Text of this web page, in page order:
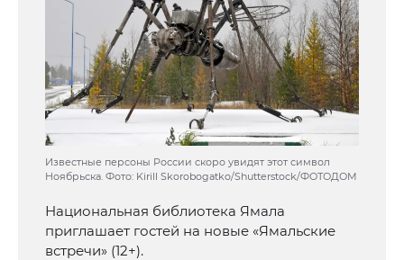
Известные персоны России скоро увидят этот символ
Ноябрьска. Фото: Kirill Skorobogatko/Shutterstock/ФОТОДОМ
Национальная библиотека Ямала
приглашает гостей на новые «Ямальские
встречи» (12+).